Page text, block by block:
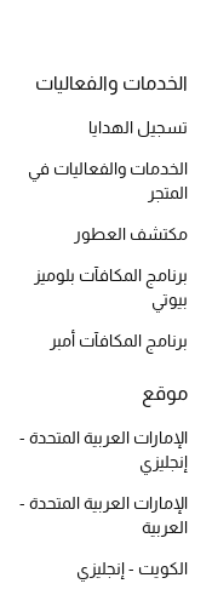
ما وصلنا حديثاً
ركن أناقة المنتجعات
حصريًا عبر الإنترنت
دليل مستلزمات الرجال
أبرز المصممين
جميع الملابس الرجالية
الأحذية الرجالية
جميع الإكسسورات الرجالية
الخدمات والفعاليات
تسجيل الهدايا
الخدمات والفعاليات في
المتجر
مكتشف العطور
برنامج المكافآت بلوميز
بيوتي
برنامج المكافآت أمبر
موقع
الإمارات العربية المتحدة -
إنجليزي
الإمارات العربية المتحدة -
العربية
الكويت - إنجليزي